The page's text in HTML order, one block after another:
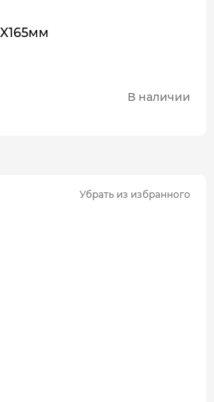
В наличии
Убрать из избранного